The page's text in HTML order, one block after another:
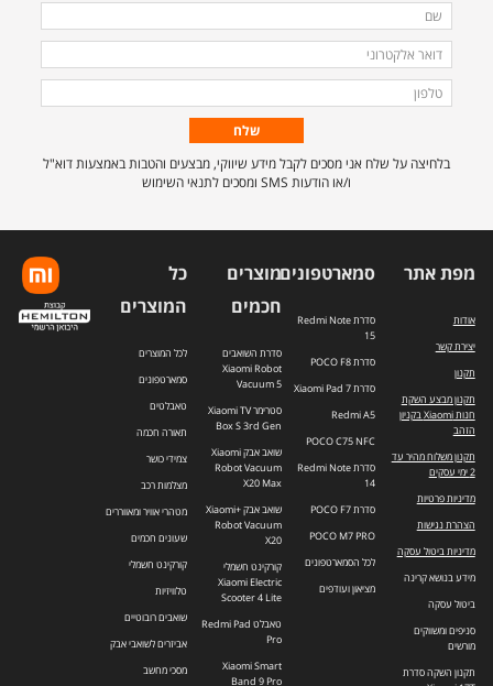
מלאו
את
הפרטים
הבאים
לרשימת
שם
דואר
אלקטרוני
טלפון
בלחיצה על שלח אני מסכים לקבל מידע שיווקי, מבצעים והטבות באמצעות דוא"ל
ו/או הודעות SMS ומסכים לתנאי השימוש
מפת אתר
אודות
יצירת קשר
תקנון
תקנון מבצע השקת
חנות Xiaomi בקניון
הזהב
תקנון משלוח מהיר עד
2 ימי עסקים
מדיניות פרטיות
הצהרת נגישות
מדיניות ביטול עסקה
מידע בנושא קרינה
ביטול עסקה
סניפים ומשווקים
מורשים
תקנון השקה סדרת
סמארטפונים
סדרת Redmi Note
15
סדרת POCO F8
סדרת Xiaomi Pad 7
Redmi A5
POCO C75 NFC
סדרת Redmi Note
14
סדרת POCO F7
POCO M7 PRO
לכל הסמארטפונים
מציאון ועודפים
מוצרים
חכמים
סדרת השואבים
Xiaomi Robot
Vacuum 5
סטרימר Xiaomi TV
Box S 3rd Gen
שואב אבק Xiaomi
Robot Vacuum
X20 Max
שואב אבק +Xiaomi
Robot Vacuum
X20
קורקינט חשמלי
Xiaomi Electric
Scooter 4 Lite
טאבלט Redmi Pad
Pro
Xiaomi Smart
Band 9 Pro
כל
המוצרים
לכל המוצרים
סמארטפונים
טאבלטים
תאורה חכמה
צמידי כושר
מצלמות רכב
מטהרי אוויר ומאווררים
שעונים חכמים
קורקינט חשמלי
טלוויזיות
שואבים רובוטיים
אביזרים לשואבי אבק
מסכי מחשב